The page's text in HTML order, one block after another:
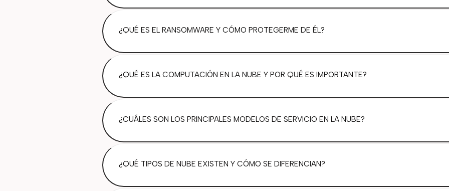
¿QUÉ ES EL RANSOMWARE Y CÓMO PROTEGERME DE ÉL?
¿QUÉ ES LA COMPUTACIÓN EN LA NUBE Y POR QUÉ ES IMPORTANTE?
¿CUÁLES SON LOS PRINCIPALES MODELOS DE SERVICIO EN LA NUBE?
¿QUÉ TIPOS DE NUBE EXISTEN Y CÓMO SE DIFERENCIAN?